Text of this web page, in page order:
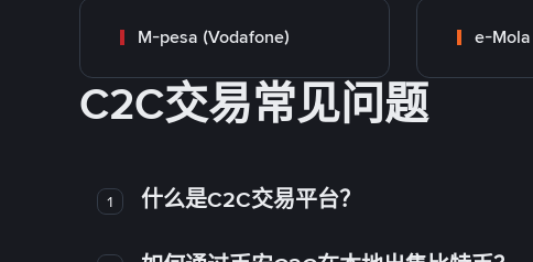
M-pesa (Vodafone) e-Mola
C2C交易常见问题
1 什么是C2C交易平台？